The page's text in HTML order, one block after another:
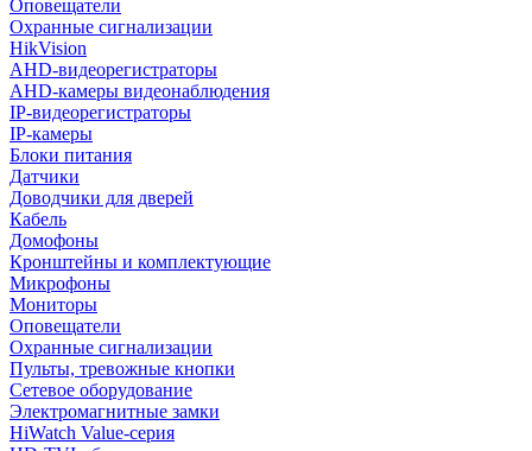
Оповещатели
Охранные сигнализации
HikVision
AHD-видеорегистраторы
AHD-камеры видеонаблюдения
IP-видеорегистраторы
IP-камеры
Блоки питания
Датчики
Доводчики для дверей
Кабель
Домофоны
Кронштейны и комплектующие
Микрофоны
Мониторы
Оповещатели
Охранные сигнализации
Пульты, тревожные кнопки
Сетевое оборудование
Электромагнитные замки
HiWatch Value-серия